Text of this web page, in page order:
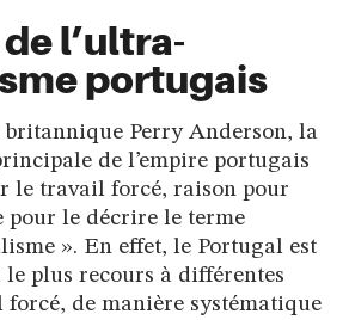
l’ultra-
portugais
britannique Perry Anderson, la
de l’empire portugais
le travail forcé, raison pour
le décrire le terme
». En effet, le Portugal est
le plus recours à différentes
de manière systématique